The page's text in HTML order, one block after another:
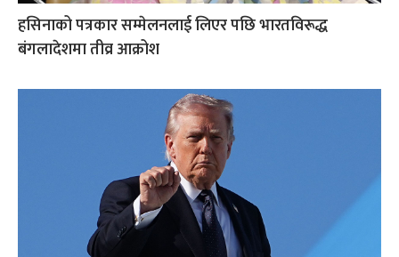
हसिनाको पत्रकार सम्मेलनलाई लिएर पछि भारतविरूद्ध
बंगलादेशमा तीव्र आक्रोश